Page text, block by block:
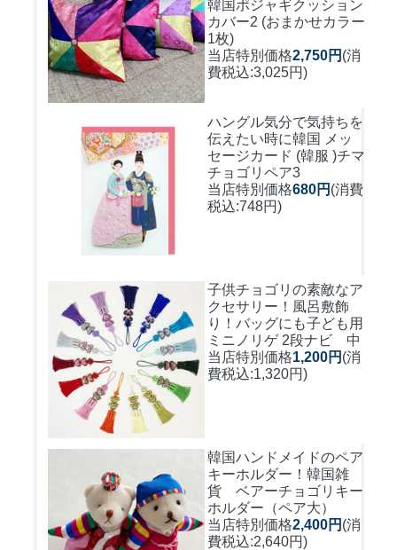
韓国ポジャギクッション
カバー2 (おまかせカラー
1枚)
当店特別価格2,750円 (消
費税込:3,025円)
ハングル気分で気持ちを
伝えたい時に韓国 メッ
セージカード (韓服 )チマ
チョゴリペア3
当店特別価格680円 (消費
税込:748円)
子供チョゴリの素敵なア
クセサリー！風呂敷飾
り！バッグにも子ども用
ミニノリゲ 2段ナビ 中
当店特別価格1,200円 (消
費税込:1,320円)
韓国ハンドメイドのペア
キーホルダー！ 韓国雑
貨 ベアーチョゴリキー
ホルダー（ペア大）
当店特別価格2,400円 (消
費税込:2,640円)